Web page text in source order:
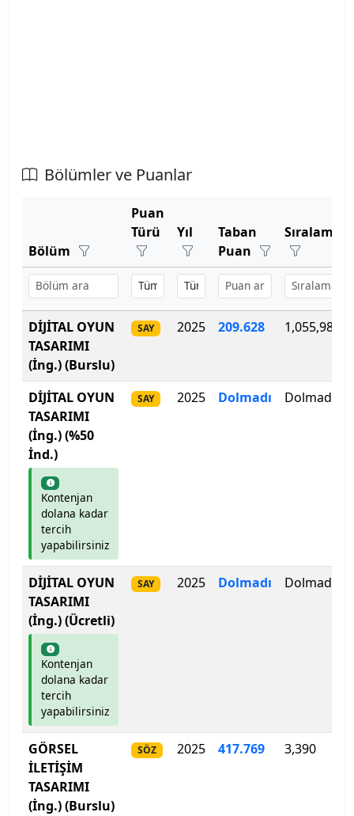
Azerbaycan Devlet Pedagoji Üniversitesi
Bahçeşehir Kıbrıs Üniversitesi
Bahçeşehir Üniversitesi
Balıkesir Üniversitesi
Bandırma Onyedi Eylül Üniversitesi
Bartın Üniversitesi
Başkent Üniversitesi
Başkent Üniversitesi
Başkent Üniversitesi
Batman Üniversitesi
Bayburt Üniversitesi
Beykoz Üniversitesi
Bezm-İ Alem Vakıf Üniversitesi
Bilecik Şeyh Edebali Üniversitesi
Bingöl Üniversitesi
Biruni Üniversitesi
Bitlis Eren Üniversitesi
Bölümler ve Puanlar
Bölüm
Puan
Türü
Yıl
Taban
Puan
Sıralama
DİJİTAL OYUN
TASARIMI
(İng.) (Burslu)
SAY 2025 209.628 1,055,980
DİJİTAL OYUN
TASARIMI
(İng.) (%50
İnd.)
Kontenjan
dolana kadar
tercih
yapabilirsiniz
SAY 2025 Dolmadı Dolmadı
DİJİTAL OYUN
TASARIMI
(İng.) (Ücretli)
Kontenjan
dolana kadar
tercih
yapabilirsiniz
SAY 2025 Dolmadı Dolmadı
GÖRSEL
İLETİŞİM
TASARIMI
(İng.) (Burslu)
SÖZ 2025 417.769 3,390